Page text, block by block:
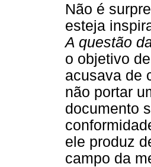
Não é
esteja
A questão
o objetivo
acusava de
não portar
documento
ele produz
campo da